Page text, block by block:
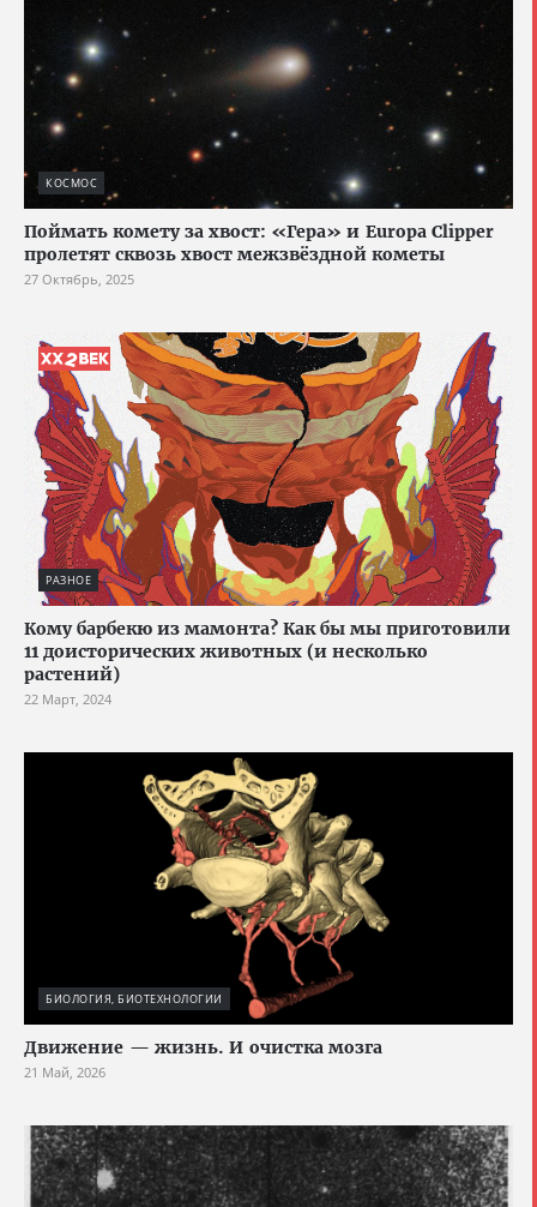
КОСМОС
Поймать комету за хвост: «Гера» и Europa Clipper
пролетят сквозь хвост межзвёздной кометы
27 Октябрь, 2025
РАЗНОЕ
Кому барбекю из мамонта? Как бы мы приготовили
11 доисторических животных (и несколько
растений)
22 Март, 2024
БИОЛОГИЯ, БИОТЕХНОЛОГИИ
Движение — жизнь. И очистка мозга
21 Май, 2026